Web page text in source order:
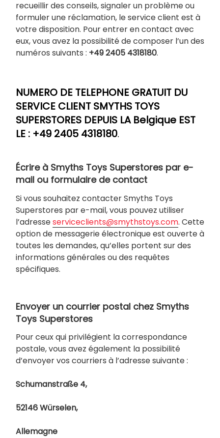
recueillir des conseils, signaler un problème ou
formuler une réclamation, le service client est à
votre disposition. Pour entrer en contact avec
eux, vous avez la possibilité de composer l’un des
numéros suivants : +49 2405 4318180.
NUMERO DE TELEPHONE GRATUIT DU
SERVICE CLIENT SMYTHS TOYS
SUPERSTORES DEPUIS LA Belgique EST
LE : +49 2405 4318180.
Écrire à Smyths Toys Superstores par e-
mail ou formulaire de contact
Si vous souhaitez contacter Smyths Toys
Superstores par e-mail, vous pouvez utiliser
l’adresseserviceclients@smythstoys.com. Cette
option de messagerie électronique est ouverte à
toutes les demandes, qu’elles portent sur des
informations générales ou des requêtes
spécifiques.
Envoyer un courrier postal chez Smyths
Toys Superstores
Pour ceux qui privilégient la correspondance
postale, vous avez également la possibilité
d’envoyer vos courriers à l’adresse suivante :
Schumanstraße 4,
52146 Würselen,
Allemagne